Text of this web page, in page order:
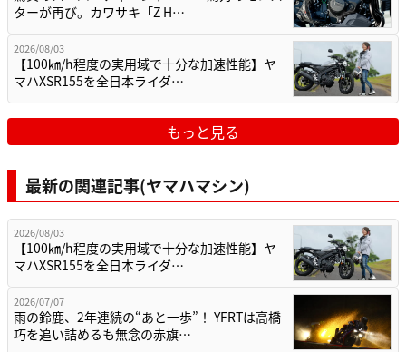
ターが再び。カワサキ「Z H…
2026/08/03
【100㎞/h程度の実用域で十分な加速性能】ヤ
マハXSR155を全日本ライダ…
もっと見る
最新の関連記事(ヤマハマシン)
2026/08/03
【100㎞/h程度の実用域で十分な加速性能】ヤ
マハXSR155を全日本ライダ…
2026/07/07
雨の鈴鹿、2年連続の“あと一歩”！ YFRTは高橋
巧を追い詰めるも無念の赤旗…